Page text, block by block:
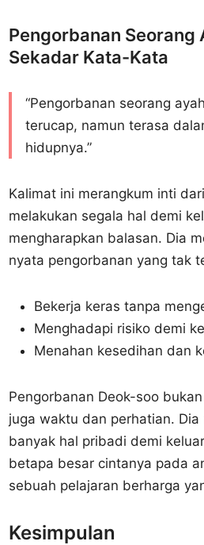
Pengorbanan Seorang
Sekadar Kata-Kata
“Pengorbanan seorang
terucap, namun terasa
hidupnya.”
Kalimat ini merangkum inti
melakukan segala hal demi
mengharapkan balasan. Dia
nyata pengorbanan yang tak
Bekerja keras tanpa
Menghadapi risiko demi
Menahan kesedihan dan
Pengorbanan Deok-soo
juga waktu dan perhatian. Dia
banyak hal pribadi demi
betapa besar cintanya pada
sebuah pelajaran berharga
Kesimpulan